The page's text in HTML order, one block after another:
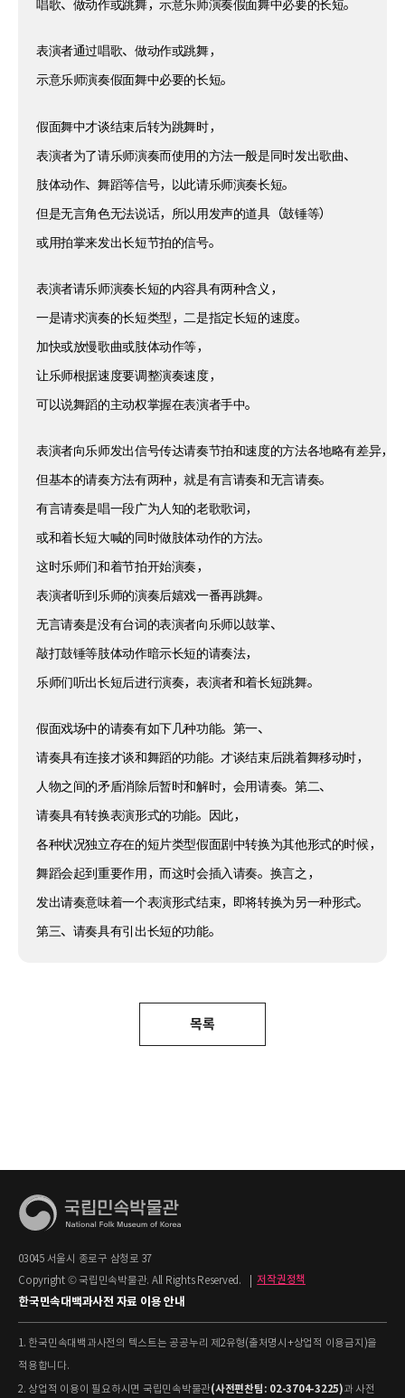
唱歌、做动作或跳舞，示意乐师演奏假面舞中必要的长短。
表演者通过唱歌、做动作或跳舞，
示意乐师演奏假面舞中必要的长短。
假面舞中才谈结束后转为跳舞时，
表演者为了请乐师演奏而使用的方法一般是同时发出歌曲、
肢体动作、舞蹈等信号，以此请乐师演奏长短。
但是无言角色无法说话，所以用发声的道具（鼓锤等）
或用拍掌来发出长短节拍的信号。
表演者请乐师演奏长短的内容具有两种含义，
一是请求演奏的长短类型，二是指定长短的速度。
加快或放慢歌曲或肢体动作等，
让乐师根据速度要调整演奏速度，
可以说舞蹈的主动权掌握在表演者手中。
表演者向乐师发出信号传达请奏节拍和速度的方法各地略有差异，
但基本的请奏方法有两种，就是有言请奏和无言请奏。
有言请奏是唱一段广为人知的老歌歌词，
或和着长短大喊的同时做肢体动作的方法。
这时乐师们和着节拍开始演奏，
表演者听到乐师的演奏后嬉戏一番再跳舞。
无言请奏是没有台词的表演者向乐师以鼓掌、
敲打鼓锤等肢体动作暗示长短的请奏法，
乐师们听出长短后进行演奏，表演者和着长短跳舞。
假面戏场中的请奏有如下几种功能。第一、
请奏具有连接才谈和舞蹈的功能。才谈结束后跳着舞移动时，
人物之间的矛盾消除后暂时和解时，会用请奏。第二、
请奏具有转换表演形式的功能。因此，
各种状况独立存在的短片类型假面剧中转换为其他形式的时候，
舞蹈会起到重要作用，而这时会插入请奏。换言之，
发出请奏意味着一个表演形式结束，即将转换为另一种形式。
第三、请奏具有引出长短的功能。
목록
03045 서울시 종로구 삼청로 37
Copyright © 국립민속박물관. All Rights Reserved.
저작권정책
한국민속대백과사전 자료 이용 안내
1. 한국민속대백과사전의 텍스트는 공공누리 제2유형(출처명시+상업적 이용금지)을
적용합니다.
2. 상업적 이용이 필요하시면 국립민속박물관(사전편찬팀: 02-3704-3225)과 사전